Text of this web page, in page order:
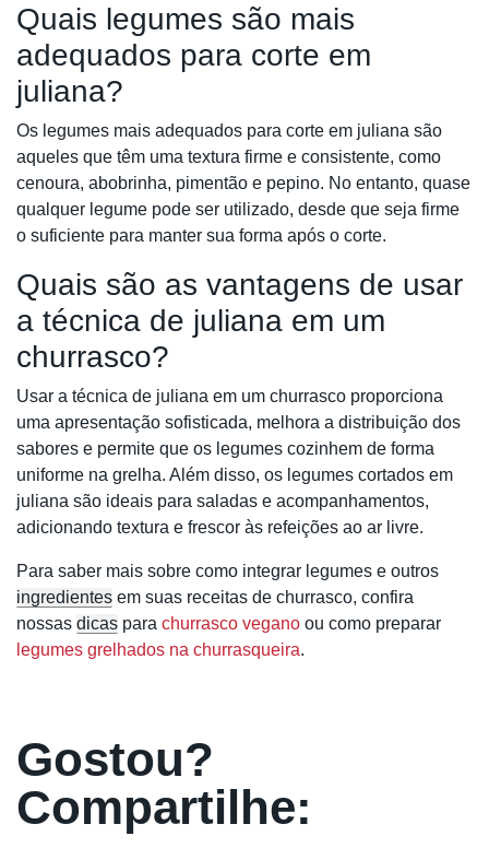
Quais legumes são mais
adequados para corte em
juliana?
Os legumes mais adequados para corte em juliana são
aqueles que têm uma textura firme e consistente, como
cenoura, abobrinha, pimentão e pepino. No entanto, quase
qualquer legume pode ser utilizado, desde que seja firme
o suficiente para manter sua forma após o corte.
Quais são as vantagens de usar
a técnica de juliana em um
churrasco?
Usar a técnica de juliana em um churrasco proporciona
uma apresentação sofisticada, melhora a distribuição dos
sabores e permite que os legumes cozinhem de forma
uniforme na grelha. Além disso, os legumes cortados em
juliana são ideais para saladas e acompanhamentos,
adicionando textura e frescor às refeições ao ar livre.
Para saber mais sobre como integrar legumes e outros
ingredientes em suas receitas de churrasco, confira
nossas dicas para churrasco vegano ou como preparar
legumes grelhados na churrasqueira.
Gostou?
Compartilhe: